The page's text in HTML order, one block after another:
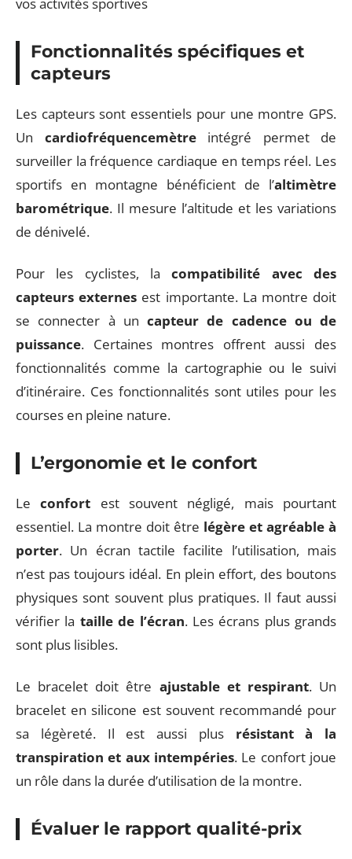
Fonctionnalités spécifiques et
capteurs
Les capteurs sont essentiels pour une montre GPS.
Un cardiofréquencemètreintégré permet de
surveiller la fréquence cardiaque en temps réel. Les
sportifs en montagne bénéficient de l’altimètre
barométrique. Il mesure l’altitude et les variations
de dénivelé.
Pour les cyclistes, lacompatibilité avec des
capteurs externes est importante. La montre doit
se connecter à un capteur de cadence ou de
puissance. Certaines montres offrent aussi des
fonctionnalités comme la cartographie ou le suivi
d’itinéraire. Ces fonctionnalités sont utiles pour les
courses en pleine nature.
L’ergonomie et le confort
Leconfort est souvent négligé, mais pourtant
essentiel. La montre doit être légère et agréable à
porter. Un écran tactile facilite l’utilisation, mais
n’est pas toujours idéal. En plein effort, des boutons
physiques sont souvent plus pratiques. Il faut aussi
vérifier la taille de l’écran. Les écrans plus grands
sont plus lisibles.
Le bracelet doit être ajustable et respirant. Un
bracelet en silicone est souvent recommandé pour
sa légèreté. Il est aussi plus résistant à la
transpiration et aux intempéries. Le confort joue
un rôle dans la durée d’utilisation de la montre.
Évaluer le rapport qualité-prix